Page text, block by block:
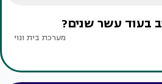
בעוד עשר שנים?
מערכת בית ונוי